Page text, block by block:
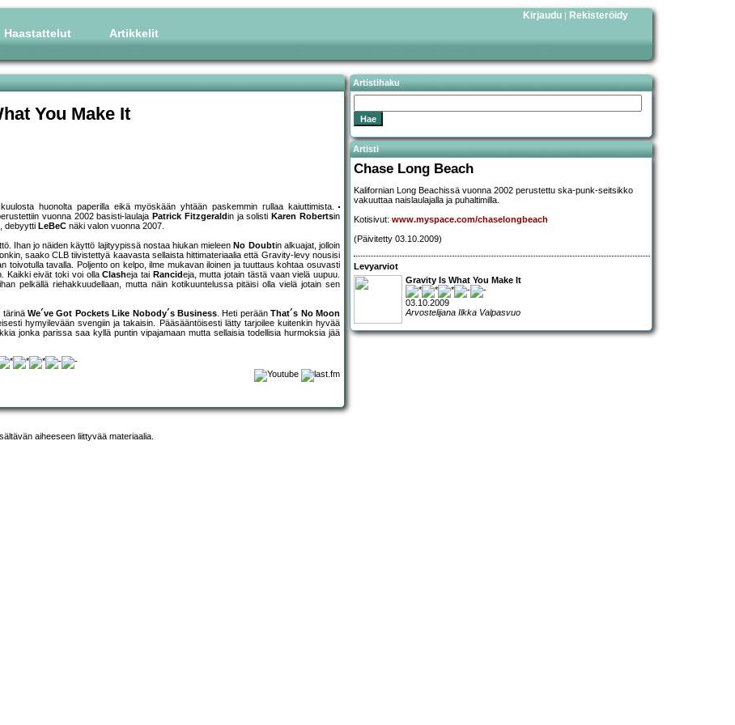
Haastattelut Artikkelit
Kirjaudu | Rekisteröidy
You Make It
huonolta paperilla eikä myöskään yhtään paskemmin rullaa kaiuttimista.
vuonna 2002 basisti-laulaja Patrick Fitzgeraldin ja solisti Karen Robertsin
debyytti LeBeC näki valon vuonna 2007.
Ihan jo näiden käyttö lajityypissä nostaa hiukan mieleen No Doubtin alkuajat, jolloin
saako CLB tiivistettyä kaavasta sellaista hittimateriaalia että Gravity-levy nousisi
toivotulla tavalla. Poljento on kelpo, ilme mukavan iloinen ja tuuttaus kohtaa osuvasti
Kaikki eivät toki voi ollaClasheja tai Rancideja, mutta jotain tästä vaan vielä uupuu.
pelkällä riehakkuudellaan, mutta näin kotikuuntelussa pitäisi olla vielä jotain sen
tärinä We´ve Got Pockets Like Nobody´s Business. Heti peräänThat´s No Moon
hymyilevään svengiin ja takaisin. Pääsääntöisesti lätty tarjoilee kuitenkin hyvää
jonka parissa saa kyllä puntin vipajamaan mutta sellaisia todellisia hurmoksia jää
Artistihaku
Artisti
Chase Long Beach
Kalifornian Long Beachissä vuonna 2002 perustettu ska-punk-seitsikko
vakuuttaa naislaulajalla ja puhaltimilla.
Kotisivut: www.myspace.com/chaselongbeach
(Päivitetty 03.10.2009)
Levyarviot
Gravity Is What You Make It
03.10.2009
Arvostelijana Ilkka Valpasvuo
aiheeseen liittyvää materiaalia.